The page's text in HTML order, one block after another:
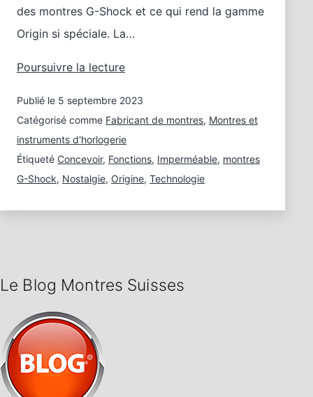
des montres G-Shock et ce qui rend la gamme
Origin si spéciale. La…
Poursuivre la lectureCasio
Shock
Origin
:
la
technologie
moderne
Publié le 5 septembre 2023
Catégorisé comme Fabricant de montres, Montres et
instruments d'horlogerie
Étiqueté Concevoir, Fonctions, Imperméable, montres
G-Shock, Nostalgie, Origine, Technologie
Le Blog Montres Suisses